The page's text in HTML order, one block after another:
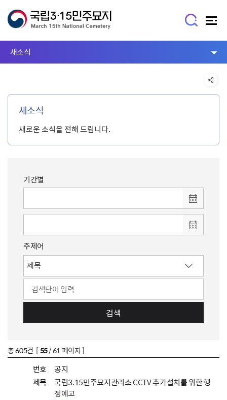
새소식
새소식
새로운 소식을 전해 드립니다.
기간별
주제어
검색
총605건 [55/ 61 페이지 ]
번호
공지
제목
국립3.15민주묘지관리소 CCTV 추가설치를 위한 행
정예고